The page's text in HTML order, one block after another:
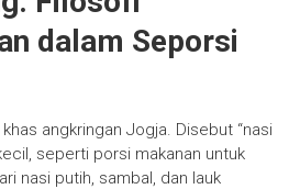
dalam Seporsi
angkringan Jogja. Disebut “nasi
seperti porsi makanan untuk
nasi putih, sambal, dan lauk